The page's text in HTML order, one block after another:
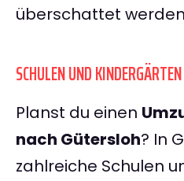
überschattet
SCHULEN UND
Planst du einen
nach Gütersloh? In
zahlreiche Schulen